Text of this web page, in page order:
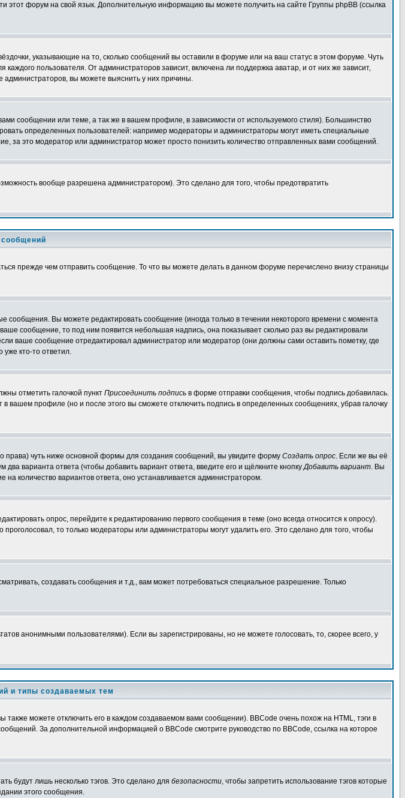
этот форум на свой язык. Дополнительную информацию вы можете получить на сайте Группы phpBB (ссылка
указывающие на то, сколько сообщений вы оставили в форуме или на ваш статус в этом форуме. Чуть
пользователя. От администраторов зависит, включена ли поддержка аватар, и от них же зависит,
вы можете выяснить у них причины.
сообщении или теме, а так же в вашем профиле, в зависимости от используемого стиля). Большинство
определенных пользователей: например модераторы и администраторы могут иметь специальные
за это модератор или администратор может просто понизить количество отправленных вами сообщений.
вообще разрешена администратором). Это сделано для того, чтобы предотвратить
прежде чем отправить сообщение. То что вы можете делать в данном форуме перечислено внизу страницы
Вы можете редактировать сообщение (иногда только в течении некоторого времени с момента
сообщение, то под ним появится небольшая надпись, она показывает сколько раз вы редактировали
ваше сообщение отредактировал администратор или модератор (они должны сами оставить пометку, где
уже кто-то ответил.
отметить галочкой пункт Присоединить подпись в форме отправки сообщения, чтобы подпись добавилась.
вашем профиле (но и после этого вы сможете отключить подпись в определенных сообщениях, убрав галочку
права) чуть ниже основной формы для создания сообщений, вы увидите форму Создать опрос. Если же вы её
варианта ответа (чтобы добавить вариант ответа, введите его и щёлкните кнопкуДобавить вариант. Вы
количество вариантов ответа, оно устанавливается администратором.
опрос, перейдите к редактированию первого сообщения в теме (оно всегда относится к опросу).
то только модераторы или администраторы могут удалить его. Это сделано для того, чтобы
создавать сообщения и т.д., вам может потребоваться специальное разрешение. Только
анонимными пользователями). Если вы зарегистрированы, но не можете голосовать, то, скорее всего, у
и типы создаваемых тем
можете отключить его в каждом создаваемом вами сообщении). BBCode очень похож на HTML, тэги в
За дополнительной информацией о BBCode смотрите руководство по BBCode, ссылка на которое
будут лишь несколько тэгов. Это сделано для безопасности, чтобы запретить использование тэгов которые
этого сообщения.